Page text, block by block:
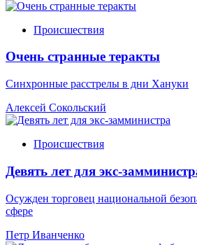
Происшествия
Очень странные теракты
Синхронные расстрелы в дни Хануки
Алексей Сокольский
Происшествия
Девять лет для экс-
Осужден торговец национальной
сфере
Петр Иванченко